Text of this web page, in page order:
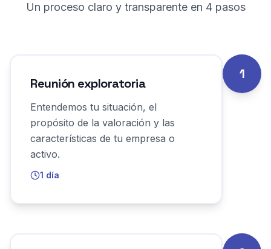
Un proceso claro y transparente en 4pasos
Reunión exploratoria
Entendemos tu situación, el
propósito de la valoración y las
características de tu empresa o
activo.
1 día
1